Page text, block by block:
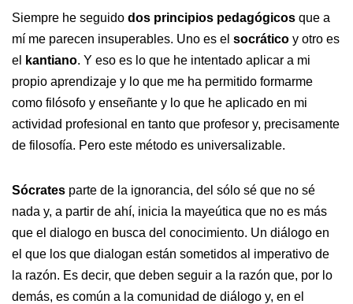
Siempre he seguido dos principios pedagógicos que a
mí me parecen insuperables. Uno es el socrático y otro es
el
kantiano. Y eso es lo que he intentado aplicar a mi
propio aprendizaje y lo que me ha permitido formarme
como filósofo y enseñante y lo que he aplicado en mi
actividad profesional en tanto que profesor y, precisamente
de filosofía. Pero este método es universalizable.
Sócrates parte de la ignorancia, del sólo sé que no sé
nada y, a partir de ahí, inicia la mayeútica que no es más
que el dialogo en busca del conocimiento. Un diálogo en
el que los que dialogan están sometidos al imperativo de
la razón. Es decir, que deben seguir a la razón que, por lo
demás, es común a la comunidad de diálogo y, en el